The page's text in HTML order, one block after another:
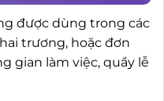
được dùng trong các
trương, hoặc đơn
gian làm việc, quầy lễ